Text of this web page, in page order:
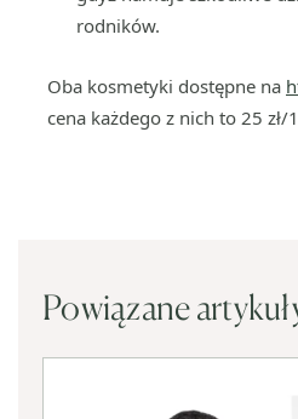
rodników.
Oba kosmetyki dostępne na
cena każdego z nich to 25 zł/
Powiązane